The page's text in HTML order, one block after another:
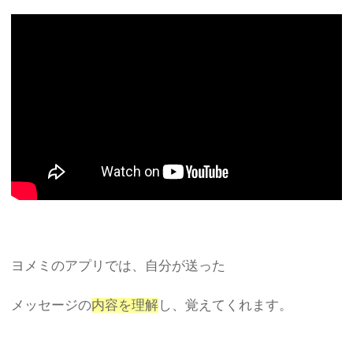
ヨメミのアプリでは、自分が送った
メッセージの内容を理解し、覚えてくれます。